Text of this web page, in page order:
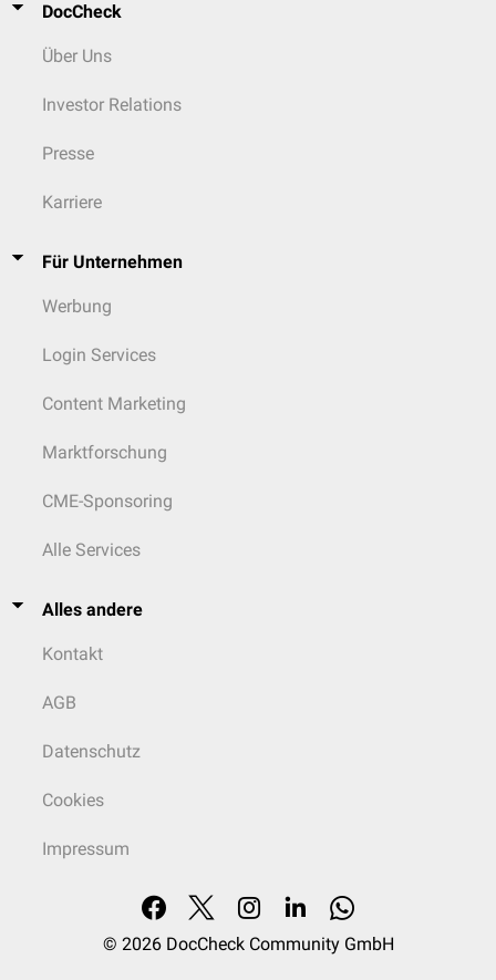
DocCheck
Über Uns
Investor Relations
Presse
Karriere
Für Unternehmen
Werbung
Login Services
Content Marketing
Marktforschung
CME-Sponsoring
Alle Services
Alles andere
Kontakt
AGB
Datenschutz
Cookies
Impressum
© 2026 DocCheck Community GmbH